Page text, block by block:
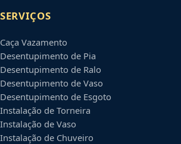
SERVIÇOS
Caça Vazamento
Desentupimento de Pia
Desentupimento de Ralo
Desentupimento de Vaso
Desentupimento de Esgoto
Instalação de Torneira
Instalação de Vaso
Instalação de Chuveiro